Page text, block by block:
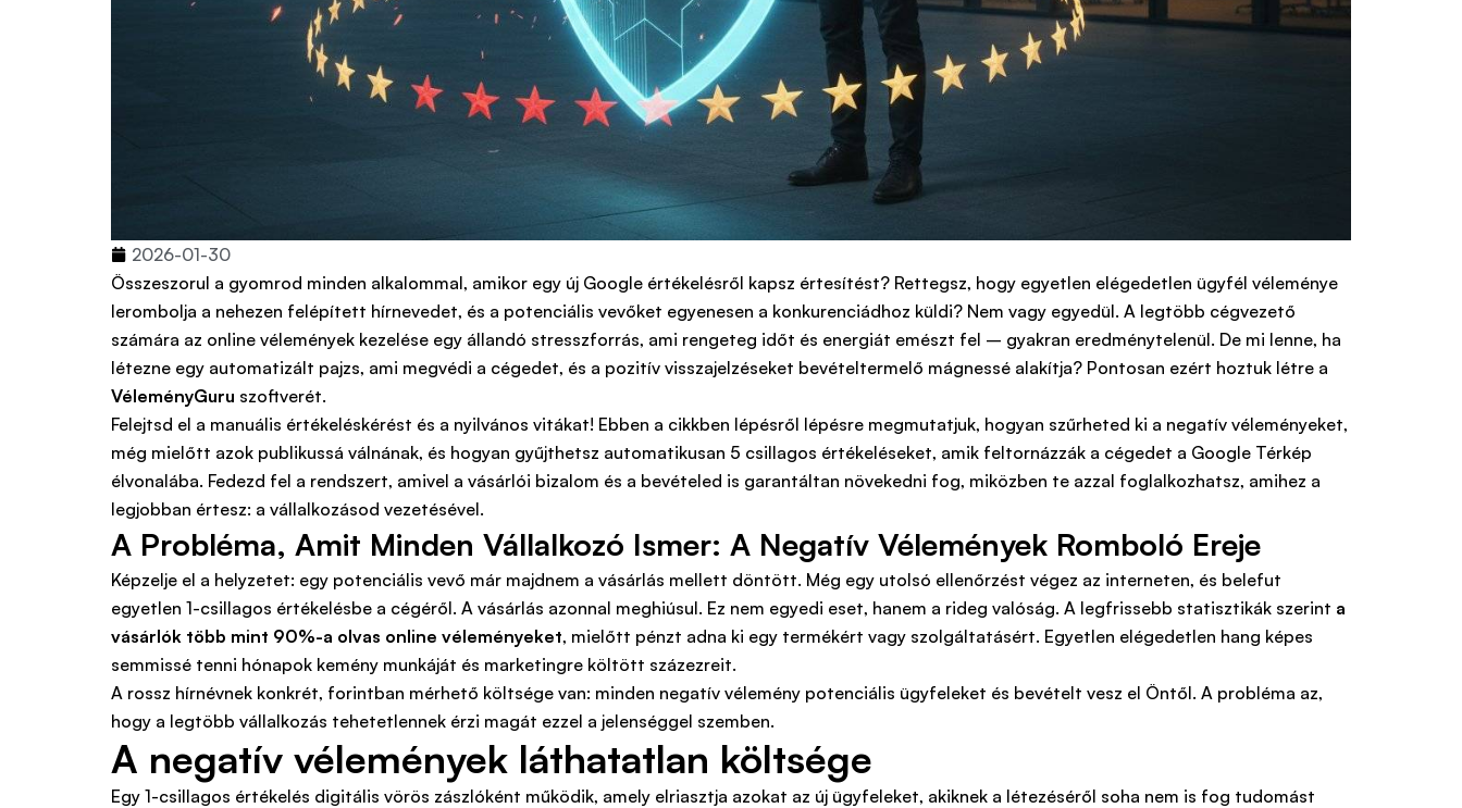
2026-01-30
Összeszorul a gyomrod minden alkalommal, amikor egy új Google értékelésről kapsz értesítést? Rettegsz, hogy egyetlen elégedetlen ügyfél véleménye
lerombolja a nehezen felépített hírnevedet, és a potenciális vevőket egyenesen a konkurenciádhoz küldi? Nem vagy egyedül. A legtöbb cégvezető
számára az online vélemények kezelése egy állandó stresszforrás, ami rengeteg időt és energiát emészt fel – gyakran eredménytelenül. De mi lenne, ha
létezne egy automatizált pajzs, ami megvédi a cégedet, és a pozitív visszajelzéseket bevételtermelő mágnessé alakítja? Pontosan ezért hoztuk létre a
VéleményGuru szoftverét.
Felejtsd el a manuális értékeléskérést és a nyilvános vitákat! Ebben a cikkben lépésről lépésre megmutatjuk, hogyan szűrheted ki a negatív véleményeket,
még mielőtt azok publikussá válnának, és hogyan gyűjthetsz automatikusan 5 csillagos értékeléseket, amik feltornázzák a cégedet a Google Térkép
élvonalába. Fedezd fel a rendszert, amivel a vásárlói bizalom és a bevételed is garantáltan növekedni fog, miközben te azzal foglalkozhatsz, amihez a
legjobban értesz: a vállalkozásod vezetésével.
A Probléma, Amit Minden Vállalkozó Ismer: A Negatív Vélemények Romboló Ereje
Képzelje el a helyzetet: egy potenciális vevő már majdnem a vásárlás mellett döntött. Még egy utolsó ellenőrzést végez az interneten, és belefut
egyetlen 1-csillagos értékelésbe a cégéről. A vásárlás azonnal meghiúsul. Ez nem egyedi eset, hanem a rideg valóság. A legfrissebb statisztikák szerint a
vásárlók több mint 90%-a olvas online véleményeket, mielőtt pénzt adna ki egy termékért vagy szolgáltatásért. Egyetlen elégedetlen hang képes
semmissé tenni hónapok kemény munkáját és marketingre költött százezreit.
A rossz hírnévnek konkrét, forintban mérhető költsége van: minden negatív vélemény potenciális ügyfeleket és bevételt vesz el Öntől. A probléma az,
hogy a legtöbb vállalkozás tehetetlennek érzi magát ezzel a jelenséggel szemben.
A negatív vélemények láthatatlan költsége
Egy 1-csillagos értékelés digitális vörös zászlóként működik, amely elriasztja azokat az új ügyfeleket, akiknek a létezéséről soha nem is fog tudomást